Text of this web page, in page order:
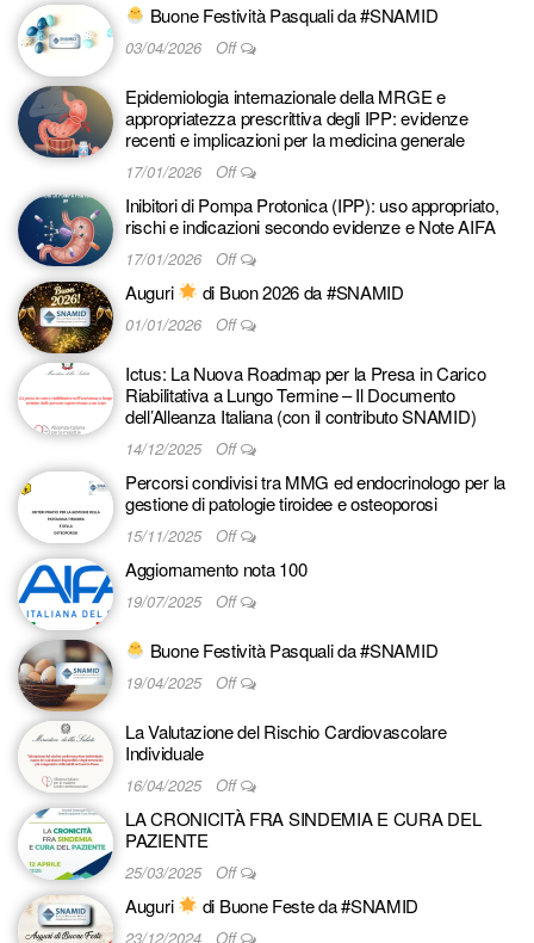
Buone Festività Pasquali da #SNAMID
03/04/2026 Off
Epidemiologia internazionale della MRGE e
appropriatezza prescrittiva degli IPP: evidenze
recenti e implicazioni per la medicina generale
17/01/2026 Off
Inibitori di Pompa Protonica (IPP): uso appropriato,
rischi e indicazioni secondo evidenze e Note AIFA
17/01/2026 Off
Auguri di Buon 2026 da #SNAMID
01/01/2026 Off
Ictus: La Nuova Roadmap per la Presa in Carico
Riabilitativa a Lungo Termine – Il Documento
dell’Alleanza Italiana (con il contributo SNAMID)
14/12/2025 Off
Percorsi condivisi tra MMG ed endocrinologo per la
gestione di patologie tiroidee e osteoporosi
15/11/2025 Off
Aggiornamento nota 100
19/07/2025 Off
Buone Festività Pasquali da #SNAMID
19/04/2025 Off
La Valutazione del Rischio Cardiovascolare
Individuale
16/04/2025 Off
LA CRONICITÀ FRA SINDEMIA E CURA DEL
PAZIENTE
25/03/2025 Off
Auguri di Buone Feste da #SNAMID
23/12/2024 Off